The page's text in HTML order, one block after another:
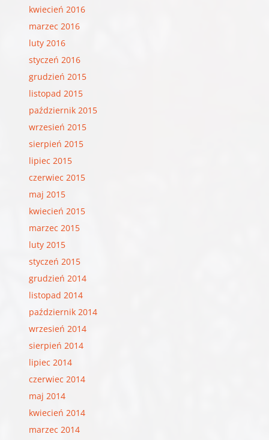
kwiecień 2016
marzec 2016
luty 2016
styczeń 2016
grudzień 2015
listopad 2015
październik 2015
wrzesień 2015
sierpień 2015
lipiec 2015
czerwiec 2015
maj 2015
kwiecień 2015
marzec 2015
luty 2015
styczeń 2015
grudzień 2014
listopad 2014
październik 2014
wrzesień 2014
sierpień 2014
lipiec 2014
czerwiec 2014
maj 2014
kwiecień 2014
marzec 2014